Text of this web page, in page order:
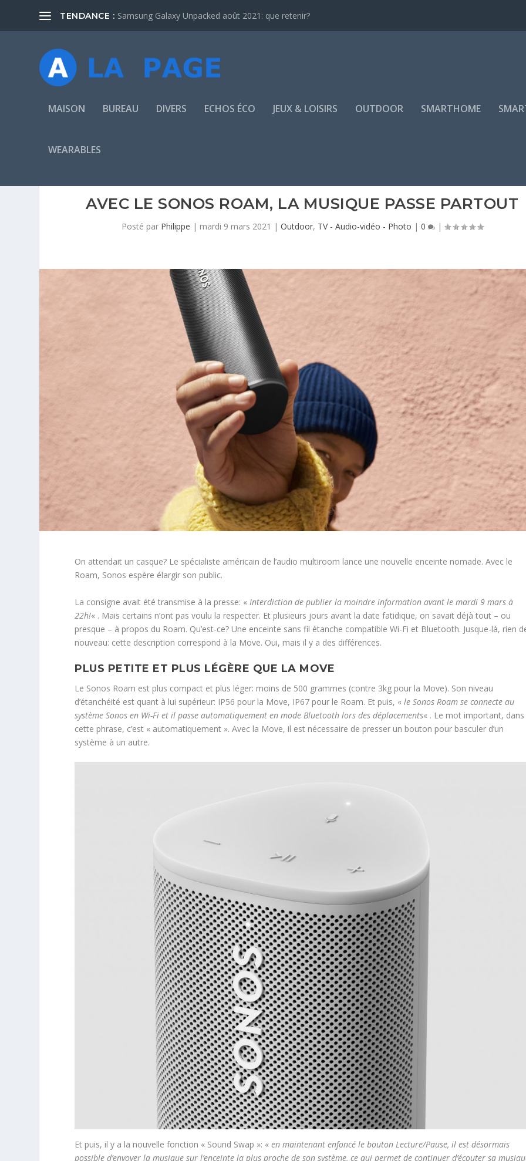
TENDANCE : Samsung Galaxy Unpacked août 2021: que retenir?
MAISON BUREAU DIVERS ECHOS ÉCO JEUX & LOISIRS OUTDOOR SMARTHOME
WEARABLES
AVEC LE SONOS ROAM, LA MUSIQUE PASSE PARTOUT
Posté par Philippe | mardi 9 mars 2021 | Outdoor, TV - Audio-vidéo - Photo | 0 |
On attendait un casque? Le spécialiste américain de l’audio multiroom lance une nouvelle enceinte nomade. Avec le
Roam, Sonos espère élargir son public.
La consigne avait été transmise à la presse: « Interdiction de publier la moindre information avant le mardi 9 mars à
22h!« . Mais certains n’ont pas voulu la respecter. Et plusieurs jours avant la date fatidique, on savait déjà tout – ou
presque – à propos du Roam. Qu’est-ce? Une enceinte sans fil étanche compatible Wi-Fi et Bluetooth. Jusque-là, rien
nouveau: cette description correspond à la Move. Oui, mais il y a des différences.
PLUS PETITE ET PLUS LÉGÈRE QUE LA MOVE
Le Sonos Roam est plus compact et plus léger: moins de 500 grammes (contre 3kg pour la Move). Son niveau
d’étanchéité est quant à lui supérieur: IP56 pour la Move, IP67 pour le Roam. Et puis, «le Sonos Roam se connecte au
système Sonos en Wi-Fi et il passe automatiquement en mode Bluetooth lors des déplacements« . Le mot important, dans
cette phrase, c’est « automatiquement ». Avec la Move, il est nécessaire de presser un bouton pour basculer d’un
système à un autre.
Et puis, il y a la nouvelle fonction « Sound Swap »: «en maintenant enfoncé le bouton Lecture/Pause, il est désormais
possible d’envoyer la musique sur l’enceinte la plus proche de son système, ce qui permet de continuer d’écouter sa